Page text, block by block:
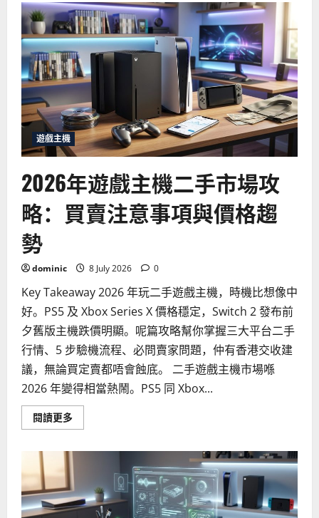
Pro
傳
聞
整
合：
2026
年
規
格、
售
價
與
發
售
日
期
面
預
測
遊戲主機
2026年遊戲主機二手市場攻
略：買賣注意事項與價格趨
勢
dominic 8 July 2026 0
Key Takeaway 2026 年玩二手遊戲主機，時機比想像中
好。PS5 及 Xbox Series X 價格穩定，Switch 2 發布前
夕舊版主機跌價明顯。呢篇攻略幫你掌握三大平台二手
行情、5 步驗機流程、必問賣家問題，仲有香港交收建
議，無論買定賣都唔會蝕底。 二手遊戲主機市場喺
2026 年變得相當熱鬧。PS5 同 Xbox...
閱讀更多Read
more
年
遊
戲
主
機
二